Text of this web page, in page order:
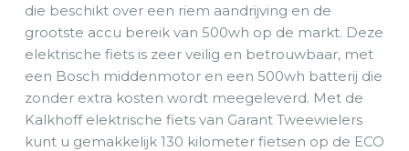
die beschikt over een riem aandrijving en de
grootste accu bereik van 500wh op de markt. Deze
elektrische fiets is zeer veilig en betrouwbaar, met
een Bosch middenmotor en een 500wh batterij die
zonder extra kosten wordt meegeleverd. Met de
Kalkhoff elektrische fiets van Garant Tweewielers
kunt u gemakkelijk 130 kilometer fietsen op de ECO